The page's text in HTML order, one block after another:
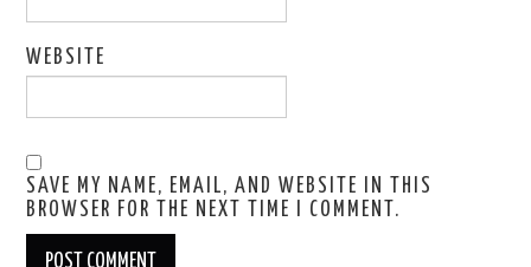
WEBSITE
SAVE MY NAME, EMAIL, AND WEBSITE IN THIS
BROWSER FOR THE NEXT TIME I COMMENT.